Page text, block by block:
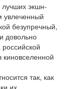
экшн-
увлеченный
безупречный,
довольно
киновселенной
так, как
их